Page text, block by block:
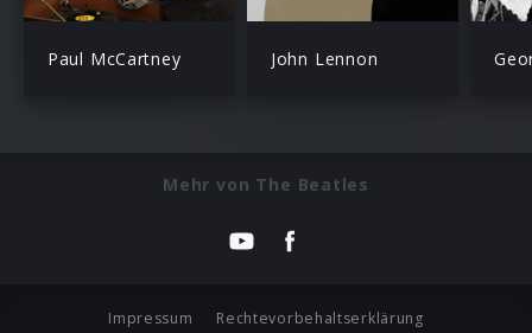
Paul McCartney John Lennon
Mehr von The Beatles
Impressum Rechtevorbehaltserklärung